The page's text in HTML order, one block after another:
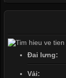
Đai lưng:
Vải: